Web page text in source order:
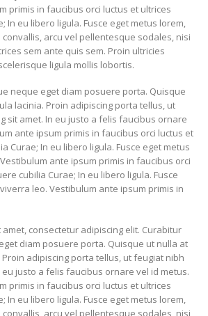
primis in faucibus orci luctus et ultrices
In eu libero ligula. Fusce eget metus lorem,
convallis, arcu vel pellentesque sodales, nisi
sem ante quis sem. Proin ultricies
ligula mollis lobortis.
neque eget diam posuere porta. Quisque
lacinia. Proin adipiscing porta tellus, ut
sit amet. In eu justo a felis faucibus ornare
ante ipsum primis in faucibus orci luctus et
Curae; In eu libero ligula. Fusce eget metus
ante ipsum primis in faucibus orci
cubilia Curae; In eu libero ligula. Fusce
leo. Vestibulum ante ipsum primis in
consectetur adipiscing elit. Curabitur
diam posuere porta. Quisque ut nulla at
Proin adipiscing porta tellus, ut feugiat nibh
eu justo a felis faucibus ornare vel id metus.
primis in faucibus orci luctus et ultrices
In eu libero ligula. Fusce eget metus lorem,
convallis, arcu vel pellentesque sodales, nisi